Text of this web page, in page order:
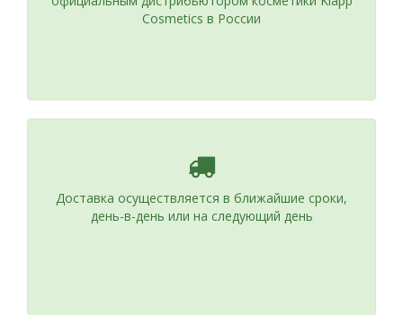
Cosmetics в России
Доставка осуществляется в ближайшие сроки,
день-в-день или на следующий день